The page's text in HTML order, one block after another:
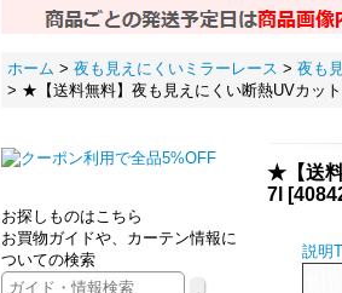
ホーム > 夜も見えにくいミラーレース > 夜も
> ★【送料無料】夜も見えにくい断熱UVカッ
お探しものはこちら
お買物ガイドや、カーテン情報に
ついての検索
★【送
7l
[
説明